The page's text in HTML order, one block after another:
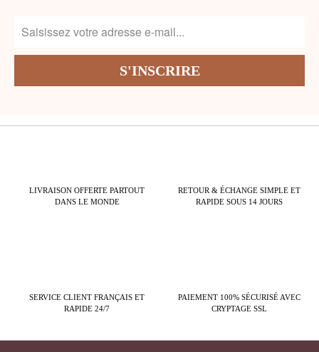
LIVRAISON OFFERTE PARTOUT
DANS LE MONDE
RETOUR & ÉCHANGE SIMPLE ET
RAPIDE SOUS 14 JOURS
SERVICE CLIENT FRANÇAIS ET
RAPIDE 24/7
PAIEMENT 100% SÉCURISÉ AVEC
CRYPTAGE SSL